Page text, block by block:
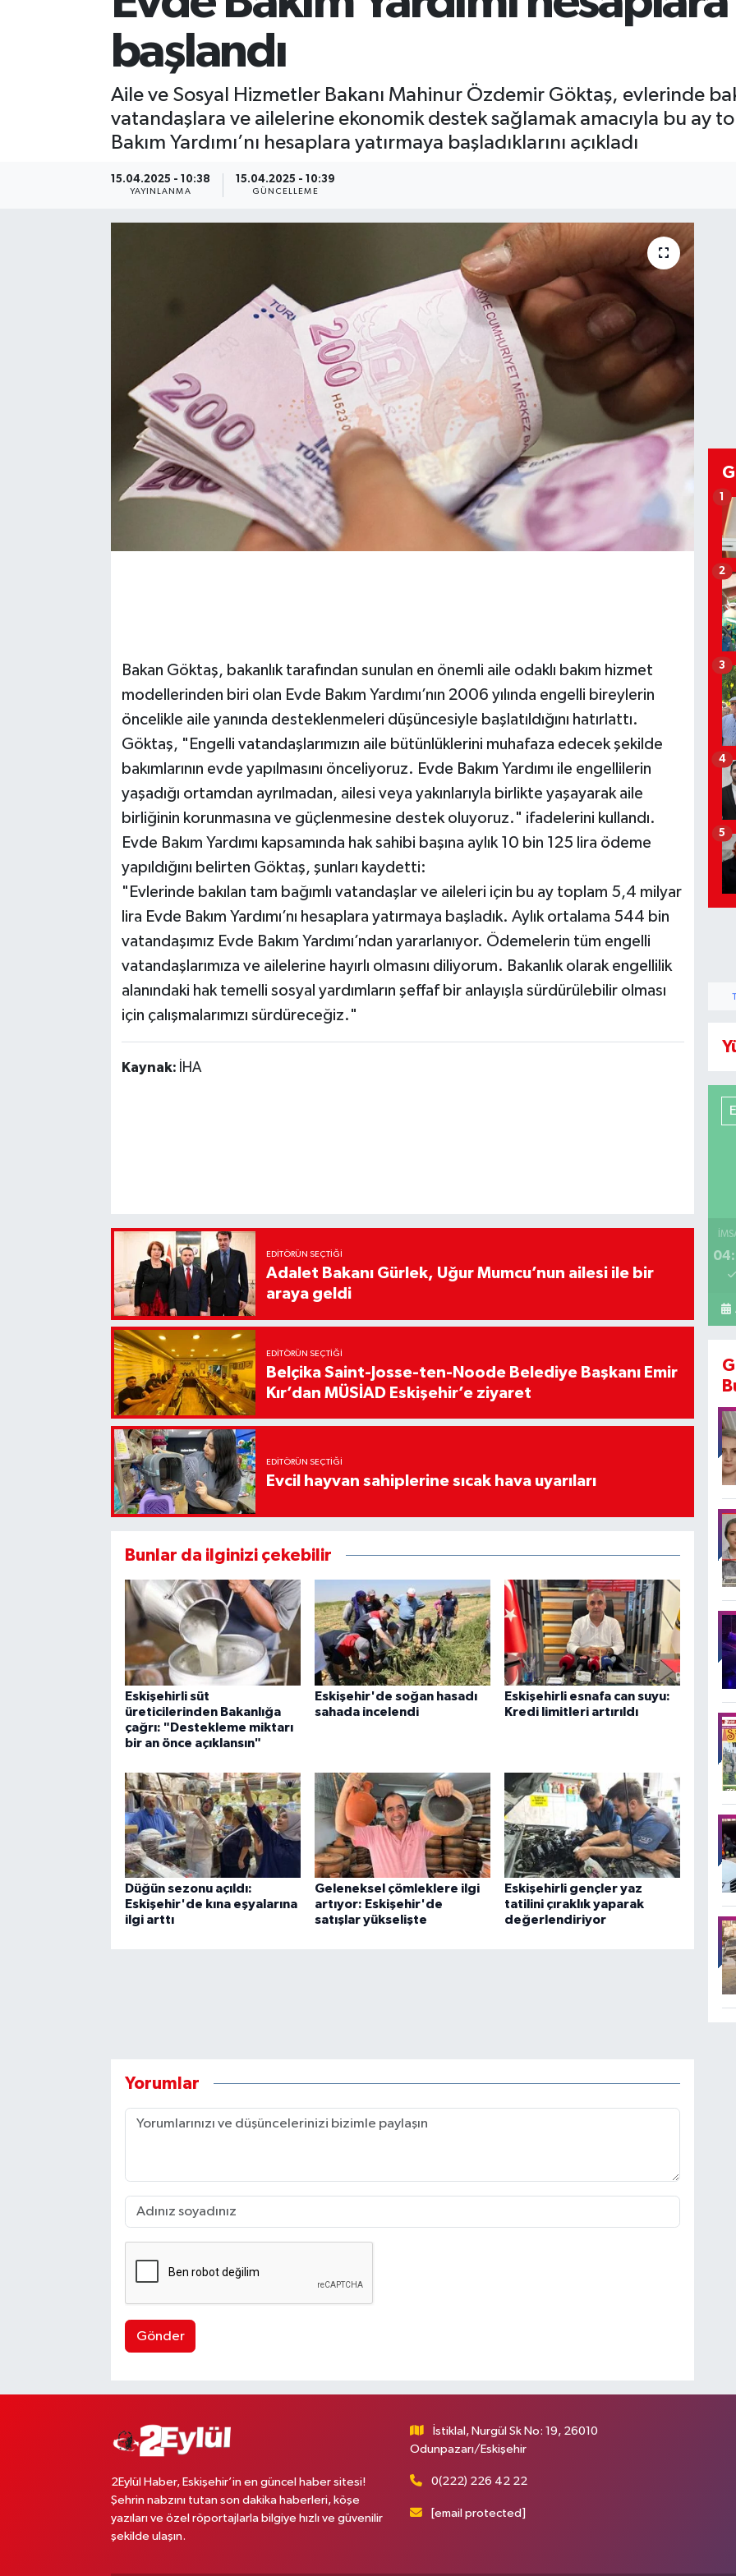
başlandı
Aile ve Sosyal Hizmetler Bakanı Mahinur Özdemir Göktaş, evlerinde
vatandaşlara ve ailelerine ekonomik destek sağlamak amacıyla bu ay
Bakım Yardımı’nı hesaplara yatırmaya başladıklarını açıkladı
15.04.2025 - 10:38
YAYINLANMA
15.04.2025 - 10:39
GÜNCELLEME
Bakan Göktaş, bakanlık tarafından sunulan en önemli aile odaklı bakım hizmet
modellerinden biri olan Evde Bakım Yardımı’nın 2006 yılında engelli bireylerin
öncelikle aile yanında desteklenmeleri düşüncesiyle başlatıldığını hatırlattı.
Göktaş, "Engelli vatandaşlarımızın aile bütünlüklerini muhafaza edecek şekilde
bakımlarının evde yapılmasını önceliyoruz. Evde Bakım Yardımı ile engellilerin
yaşadığı ortamdan ayrılmadan, ailesi veya yakınlarıyla birlikte yaşayarak aile
birliğinin korunmasına ve güçlenmesine destek oluyoruz." ifadelerini kullandı.
Evde Bakım Yardımı kapsamında hak sahibi başına aylık 10 bin 125 lira ödeme
yapıldığını belirten Göktaş, şunları kaydetti:
"Evlerinde bakılan tam bağımlı vatandaşlar ve aileleri için bu ay toplam 5,4 milyar
lira Evde Bakım Yardımı’nı hesaplara yatırmaya başladık. Aylık ortalama 544 bin
vatandaşımız Evde Bakım Yardımı’ndan yararlanıyor. Ödemelerin tüm engelli
vatandaşlarımıza ve ailelerine hayırlı olmasını diliyorum. Bakanlık olarak engellilik
alanındaki hak temelli sosyal yardımların şeffaf bir anlayışla sürdürülebilir olması
için çalışmalarımızı sürdüreceğiz."
Kaynak: İHA
EDITÖRÜN SEÇTIĞI
Adalet Bakanı Gürlek, Uğur Mumcu’nun ailesi ile bir
araya geldi
EDITÖRÜN SEÇTIĞI
Belçika Saint-Josse-ten-Noode Belediye Başkanı Emir
Kır’dan MÜSİAD Eskişehir’e ziyaret
EDITÖRÜN SEÇTIĞI
Evcil hayvan sahiplerine sıcak hava uyarıları
Bunlar da ilginizi çekebilir
Eskişehirli süt
üreticilerinden Bakanlığa
çağrı: "Destekleme miktarı
bir an önce açıklansın"
Eskişehir'de soğan hasadı
sahada incelendi
Eskişehirli esnafa can suyu:
Kredi limitleri artırıldı
Düğün sezonu açıldı:
Eskişehir'de kına eşyalarına
ilgi arttı
Geleneksel çömleklere ilgi
artıyor: Eskişehir'de
satışlar yükselişte
Eskişehirli gençler yaz
tatilini çıraklık yaparak
değerlendiriyor
Yorumlar
Gönder
1
2
3
4
5
2Eylül Haber, Eskişehir’in en güncel haber sitesi!
Şehrin nabzını tutan son dakika haberleri, köşe
yazıları ve özel röportajlarla bilgiye hızlı ve güvenilir
şekilde ulaşın.
İstiklal, Nurgül Sk No: 19, 26010
Odunpazarı/Eskişehir
0(222) 226 42 22
[email protected]